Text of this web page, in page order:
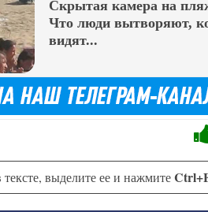
Скрытая камера на
Что люди вытворяют,
видят...
выделите ее и нажмите